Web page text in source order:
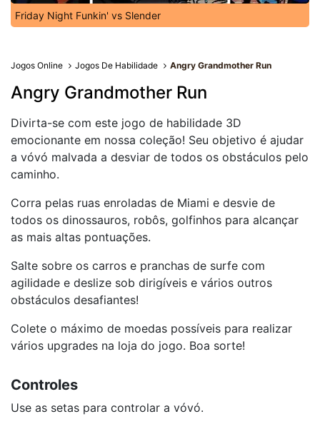
Friday Night Funkin' vs Slender
Jogos Online Jogos De Habilidade Angry Grandmother Run
Angry Grandmother Run
Divirta-se com este jogo de habilidade 3D
emocionante em nossa coleção! Seu objetivo é ajudar
a vóvó malvada a desviar de todos os obstáculos pelo
caminho.
Corra pelas ruas enroladas de Miami e desvie de
todos os dinossauros, robôs, golfinhos para alcançar
as mais altas pontuações.
Salte sobre os carros e pranchas de surfe com
agilidade e deslize sob dirigíveis e vários outros
obstáculos desafiantes!
Colete o máximo de moedas possíveis para realizar
vários upgrades na loja do jogo. Boa sorte!
Controles
Use as setas para controlar a vóvó.